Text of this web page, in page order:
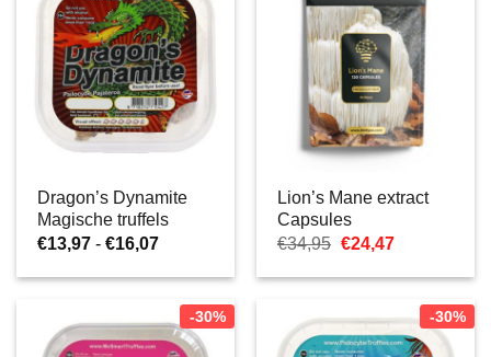
Dragon’s Dynamite
Magische truffels
€13,97 - €16,07Prijsklasse:
tot
Lion’s Mane extract
Capsules
€34,95 Oorspronkelijke
was:
€24,47Huidige
is:
-30% -30%